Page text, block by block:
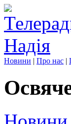
Новини | Про нас |